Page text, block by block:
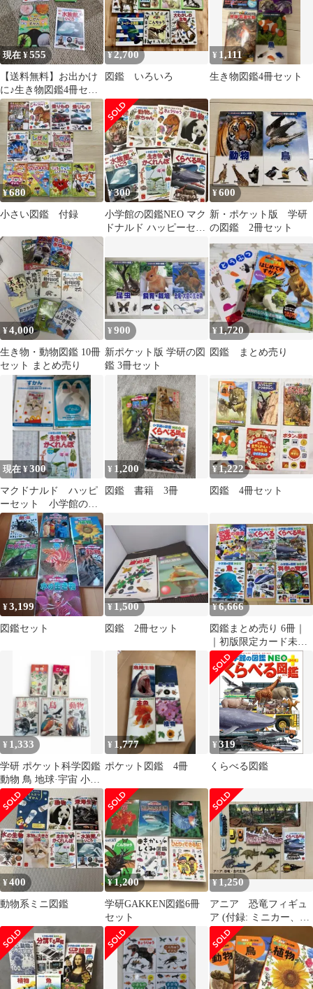
現在 ¥555
【送料無料】お出かけ
に♪生き物図鑑4冊セッ
ト
¥2,700
図鑑 いろいろ
¥ 1,111
生き物図鑑4冊セット
¥680
小さい図鑑 付録
¥300
小学館の図鑑NEO マク
ドナルド ハッピーセッ
¥600
新・ポケット版 学研
の図鑑 2冊セット
¥4,000
生き物・動物図鑑 10冊
セット まとめ売り
¥900
新ポケット版 学研の図
鑑 3冊セット
¥ 1,720
図鑑 まとめ売り
現在 ¥300
マクドナルド ハッピ
ーセット 小学館の図
鑑NEO 動物 生き物 3冊
セット
¥ 1,200
図鑑 書籍 3冊
¥1,222
図鑑 4冊セット
¥3,199
図鑑セット
¥1,500
図鑑 2冊セット
¥6,666
図鑑まとめ売り 6冊｜
｜初版限定カード未開
封｜DVD付き
¥ 1,333
学研 ポケット科学図鑑
動物 鳥 地球·宇宙 小学
生ポケット図鑑 こん虫
植物
¥ 1,777
ポケット図鑑 4冊
¥319
くらべる図鑑
¥400
動物系ミニ図鑑
¥1,200
学研GAKKEN図鑑6冊
セット
¥1,250
アニア 恐竜フィギュ
ア (付録: ミニカー、ミ
ニ図鑑 など) まとめ売
り